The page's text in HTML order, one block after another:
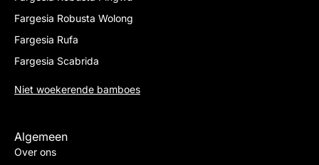
Fargesia Robusta Wolong
Fargesia Rufa
Fargesia Scabrida
Niet woekerende bamboes
Algemeen
Over ons